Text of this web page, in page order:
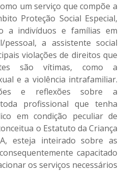
um serviço que compõe a
Proteção Social Especial,
a indivíduos e famílias em
a assistente social
violações de direitos que
são vítimas, como a
e a violência intrafamiliar.
e reflexões sobre a
profissional que tenha
em condição peculiar de
o Estatuto da Criança
esteja inteirado sobre as
capacitado
os serviços necessários